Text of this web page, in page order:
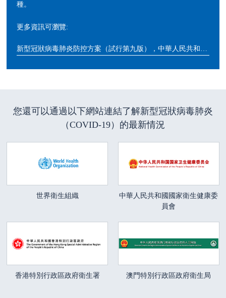
種。
更多資訊可瀏覽:
新型冠狀病毒肺炎防控方案（試行第九版），中華人民共和國國家衛生健康委員會
您還可以通過以下網站連結了解新型冠狀病毒肺炎
（COVID-19）的最新情況
世界衛生組織
中華人民共和國國家衛生健康委
員會
香港特別行政區政府衛生署 澳門特別行政區政府衛生局